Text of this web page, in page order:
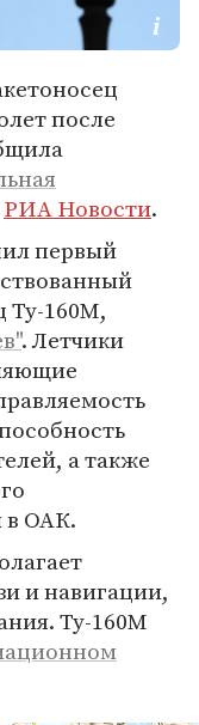
после
РИА Новости.
первый
Ту-160М,
. Летчики
а также
в ОАК.
и навигации,
Ту-160М